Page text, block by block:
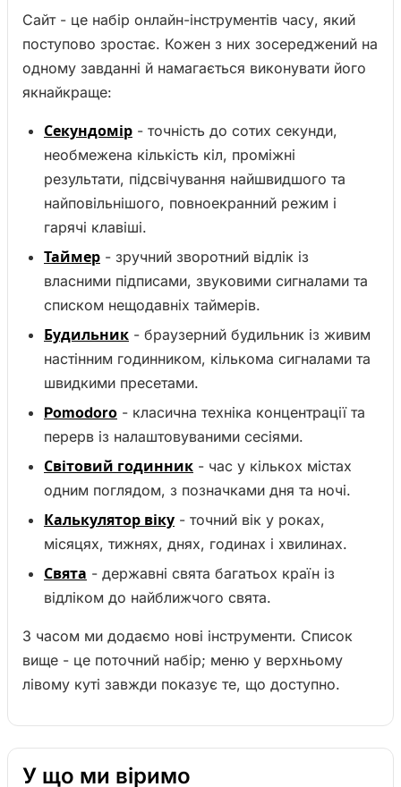
Сайт - це набір онлайн-інструментів часу, який
поступово зростає. Кожен з них зосереджений на
одному завданні й намагається виконувати його
якнайкраще:
Секундомір - точність до сотих секунди,
необмежена кількість кіл, проміжні
результати, підсвічування найшвидшого та
найповільнішого, повноекранний режим і
гарячі клавіші.
Таймер - зручний зворотний відлік із
власними підписами, звуковими сигналами та
списком нещодавніх таймерів.
Будильник - браузерний будильник із живим
настінним годинником, кількома сигналами та
швидкими пресетами.
Pomodoro - класична техніка концентрації та
перерв із налаштовуваними сесіями.
Світовий годинник - час у кількох містах
одним поглядом, з позначками дня та ночі.
Калькулятор віку - точний вік у роках,
місяцях, тижнях, днях, годинах і хвилинах.
Свята - державні свята багатьох країн із
відліком до найближчого свята.
З часом ми додаємо нові інструменти. Список
вище - це поточний набір; меню у верхньому
лівому куті завжди показує те, що доступно.
У що ми віримо